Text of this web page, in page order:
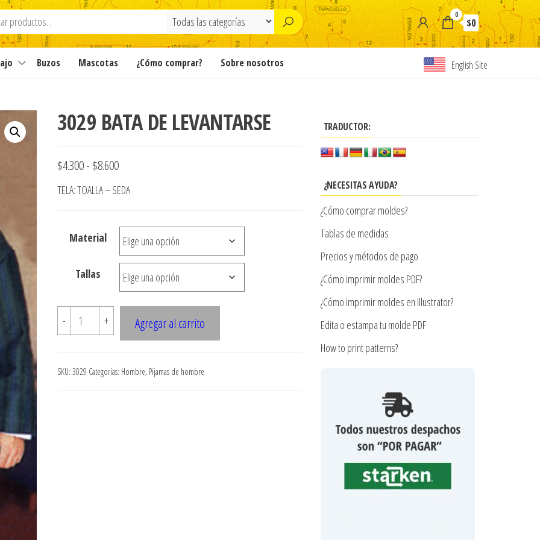
0
$0
Buzos Mascotas ¿Cómo comprar? Sobre nosotros English Site
3029 BATA DE LEVANTARSE
$4.300- $8.600Rango
de
desde
$4.300
hasta
$8.600
TELA: TOALLA – SEDA
Material
Tallas
-
3029
BATA
LEVANTARSE
cantidad
+ Agregar al carrito
SKU: 3029 Categorías: Hombre, Pijamas de hombre
TRADUCTOR:
¿NECESITAS AYUDA?
¿Cómo comprar moldes?
Tablas de medidas
Precios y métodos de pago
¿Cómo imprimir moldes PDF?
¿Cómo imprimir moldes en Illustrator?
Edita o estampa tu molde PDF
How to print patterns?